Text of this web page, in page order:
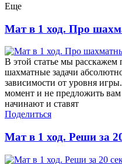
Еще
Мат в 1 ход. Про
В этой статье мы расскажем
шахматные задачи
зависимости от уровня
момент и не предложить вам
начинают и ставят
Поделиться
Мат в 1 ход. Реши за